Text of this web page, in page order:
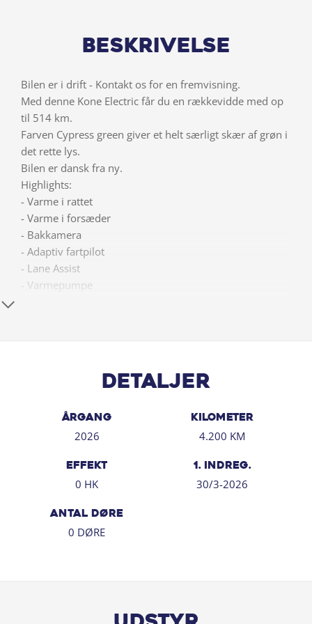
Beskrivelse
Bilen er i drift - Kontakt os for en fremvisning.
Med denne Kone Electric får du en rækkevidde med op
til 514 km.
Farven Cypress green giver et helt særligt skær af grøn i
det rette lys.
Bilen er dansk fra ny.
Highlights:
- Varme i rattet
- Varme i forsæder
- Bakkamera
- Adaptiv fartpilot
- Lane Assist
- Varmepumpe
- Automatisk op og nedblænding
- Trådløs Apple carplay / Android auto
- Og meget mere!
Salgsafdeling har åben:
Lørdag og søndag mellem 11:00 - 16:00
Gør ligesom mange andre af vores kunder - få en
Detaljer
ÅRGANG
2026
KILOMETER
4.200 KM
EFFEKT
0 HK
1. INDREG.
30/3-2026
ANTAL DØRE
0 DØRE